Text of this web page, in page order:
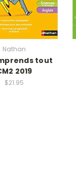
Nathan
tout
2019
$21.95